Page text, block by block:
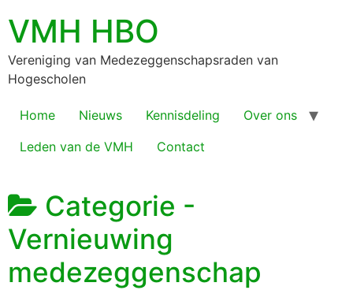
VMH HBO
Vereniging van Medezeggenschapsraden van
Hogescholen
Home Nieuws Kennisdeling
Over ons
Leden van de VMH
Contact
Categorie -
Vernieuwing
medezeggenschap